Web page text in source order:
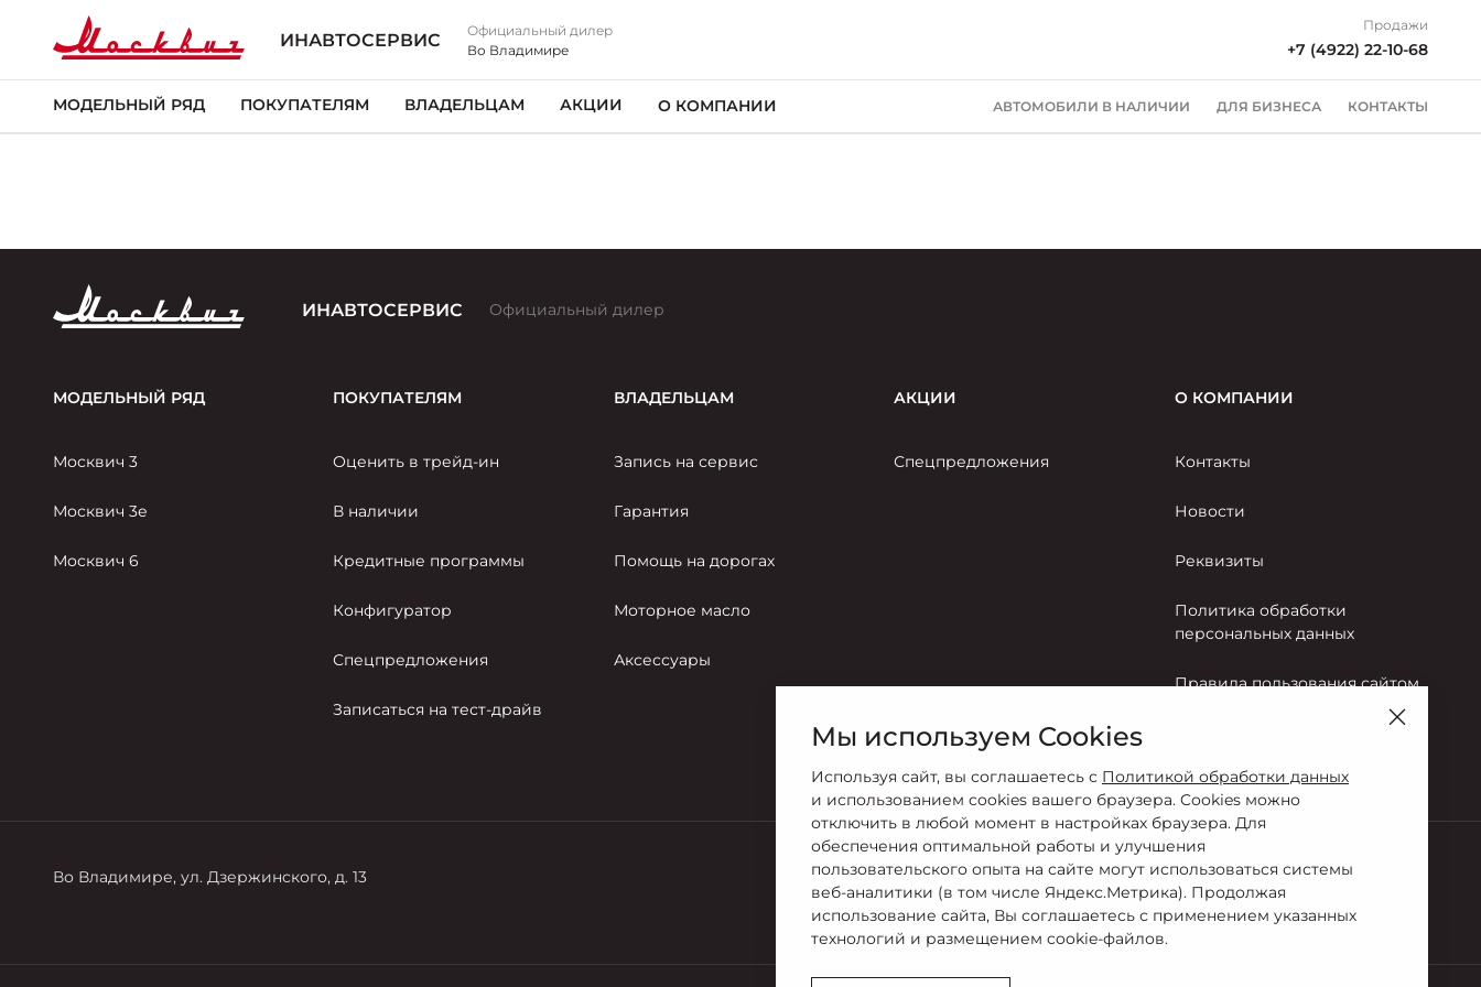
ИНАВТОСЕРВИС
Официальный дилер
Во Владимире
Продажи
+7 (4922) 22-10-68
МОДЕЛЬНЫЙ РЯД ПОКУПАТЕЛЯМ ВЛАДЕЛЬЦАМ АКЦИИ О КОМПАНИИ АВТОМОБИЛИ В НАЛИЧИИ ДЛЯ БИЗНЕСА КОНТАКТЫ
ИНАВТОСЕРВИС Официальный дилер
МОДЕЛЬНЫЙ РЯД
Москвич 3
Москвич 3е
Москвич 6
ПОКУПАТЕЛЯМ
Оценить в трейд-ин
В наличии
Кредитные программы
Конфигуратор
Спецпредложения
Записаться на тест-драйв
ВЛАДЕЛЬЦАМ
Запись на сервис
Гарантия
Помощь на дорогах
Моторное масло
Аксессуары
АКЦИИ
Спецпредложения
О КОМПАНИИ
Контакты
Новости
Реквизиты
Политика обработки
персональных данных
Правила пользования сайтом
Во Владимире, ул. Дзержинского, д. 13 Продажи
+7 (4922) 22-10-68
Мы используем Cookies
Используя сайт, вы соглашаетесь с Политикой обработки данных
и использованием cookies вашего браузера. Cookies можно
отключить в любой момент в настройках браузера. Для
обеспечения оптимальной работы и улучшения
пользовательского опыта на сайте могут использоваться системы
веб-аналитики (в том числе Яндекс.Метрика). Продолжая
использование сайта, Вы соглашаетесь с применением указанных
технологий и размещением cookie-файлов.